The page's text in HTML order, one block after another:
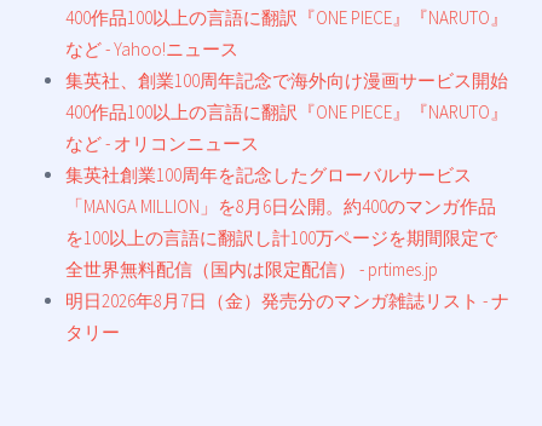
400作品100以上の言語に翻訳『ONE PIECE』『NARUTO』
など - Yahoo!ニュース
集英社、創業100周年記念で海外向け漫画サービス開始
400作品100以上の言語に翻訳『ONE PIECE』『NARUTO』
など - オリコンニュース
集英社創業100周年を記念したグローバルサービス
「MANGA MILLION」を8月6日公開。約400のマンガ作品
を100以上の言語に翻訳し計100万ページを期間限定で
全世界無料配信（国内は限定配信） - prtimes.jp
明日2026年8月7日（金）発売分のマンガ雑誌リスト - ナ
タリー